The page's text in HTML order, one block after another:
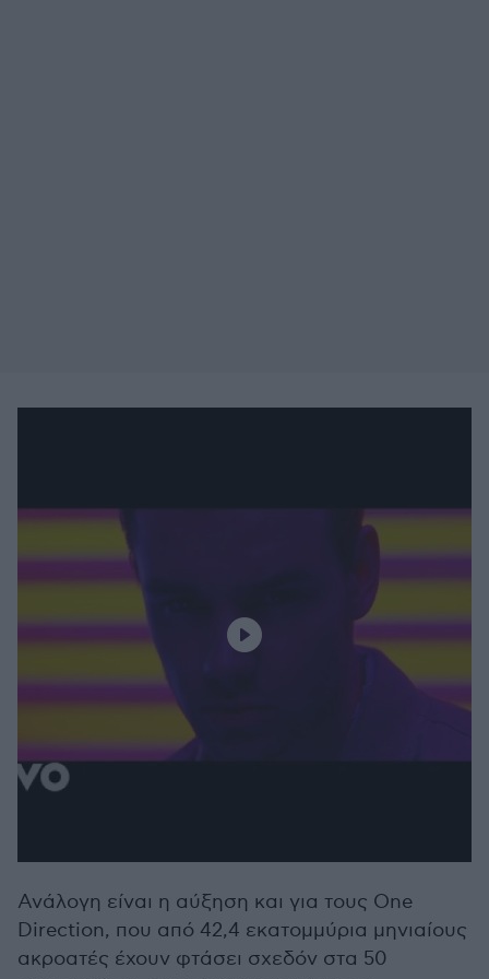
Ανάλογη είναι η αύξηση και για τους One
Direction, που από 42,4 εκατομμύρια μηνιαίους
ακροατές έχουν φτάσει σχεδόν στα 50